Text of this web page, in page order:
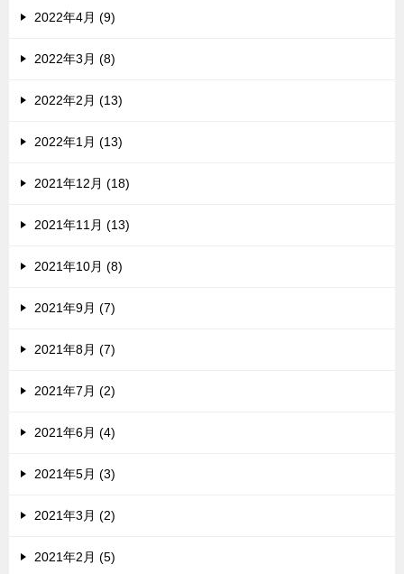
2022年4月 (9)
2022年3月 (8)
2022年2月 (13)
2022年1月 (13)
2021年12月 (18)
2021年11月 (13)
2021年10月 (8)
2021年9月 (7)
2021年8月 (7)
2021年7月 (2)
2021年6月 (4)
2021年5月 (3)
2021年3月 (2)
2021年2月 (5)